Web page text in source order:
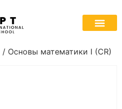
/ Основы математики I (CR)